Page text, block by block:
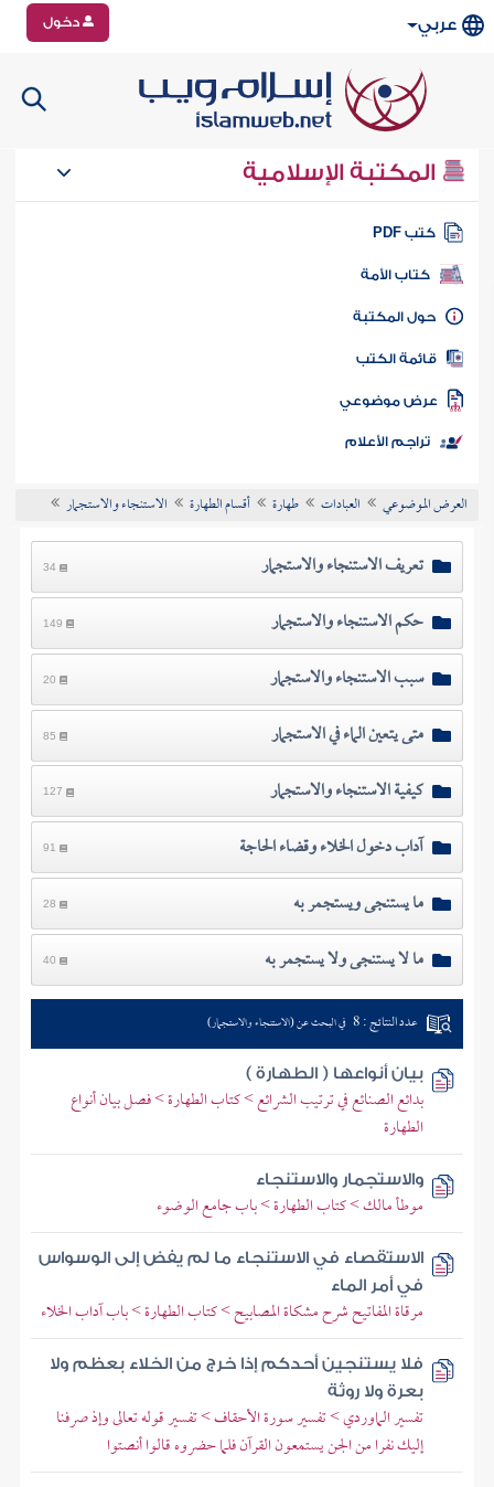
عربي دخول
المكتبة الإسلامية
كتب PDF
كتاب الأمة
المكتبة
الكتب
موضوعي
تراجم الأعلام
العرض الموضوعي العبادات طهارة أقسام الطهارة الاستنجاء والاستجمار
تعريف الاستنجاء والاستجمار 34
حكم الاستنجاء والاستجمار 149
سبب الاستنجاء والاستجمار 20
متى يتعين الماء في الاستجمار 85
كيفية الاستنجاء والاستجمار 127
آداب دخول الخلاء وقضاء الحاجة 91
ما يستنجى ويستجمر به 28
ما لا يستنجى ولا يستجمر به 40
عدد النتائج : 8 في البحث عن (الاستنجاء والاستجمار)
بيان أنواعها ( الطهارة )
بدائع الصنائع في ترتيب الشرائع > كتاب الطهارة > فصل بيان أنواع
الطهارة
والاستجمار والاستنجاء
موطأ مالك > كتاب الطهارة > باب جامع الوضوء
الاستقصاء في الاستنجاء ما لم يفض إلى الوسواس
في أمر الماء
مرقاة المفاتيح شرح مشكاة المصابيح > كتاب الطهارة > باب آداب الخلاء
فلا يستنجين أحدكم إذا خرج من الخلاء بعظم ولا
بعرة ولا روثة
تفسير الماوردي > تفسير سورة الأحقاف > تفسير قوله تعالى وإذ صرفنا
إليك نفرا من الجن يستمعون القرآن فلما حضروه قالوا أنصتوا